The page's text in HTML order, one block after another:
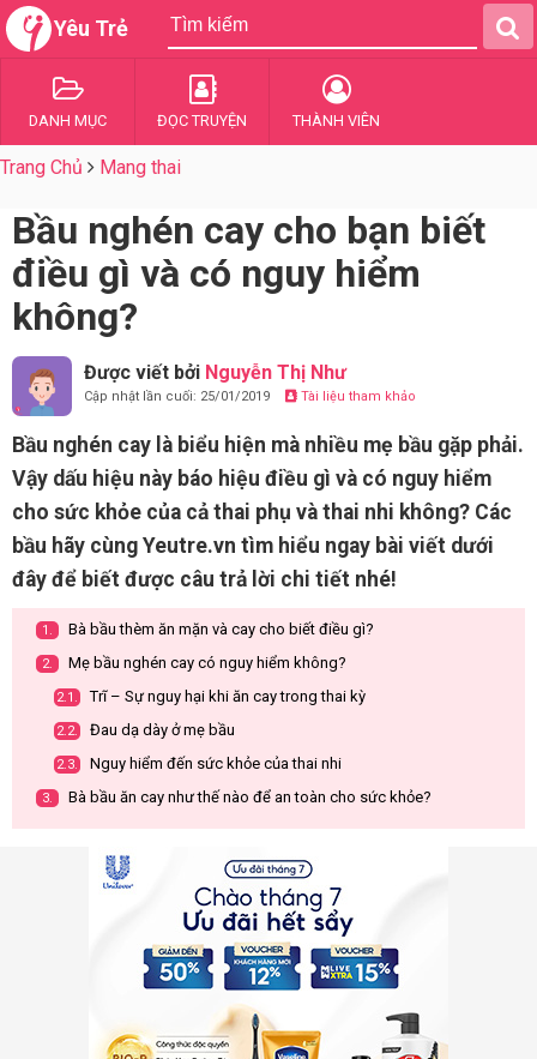
Yêu Trẻ
DANH MỤC ĐỌC TRUYỆN THÀNH VIÊN
Trang Chủ Mang thai
Bầu nghén cay cho bạn biết
điều gì và có nguy hiểm
không?
Được viết bởi Nguyễn Thị Như
Cập nhật lần cuối: 25/01/2019 Tài liệu tham khảo
Bầu nghén cay là biểu hiện mà nhiều mẹ bầu gặp phải.
Vậy dấu hiệu này báo hiệu điều gì và có nguy hiểm
cho sức khỏe của cả thai phụ và thai nhi không? Các
bầu hãy cùng Yeutre.vn tìm hiểu ngay bài viết dưới
đây để biết được câu trả lời chi tiết nhé!
1. Bà bầu thèm ăn mặn và cay cho biết điều gì?
2. Mẹ bầu nghén cay có nguy hiểm không?
2.1. Trĩ – Sự nguy hại khi ăn cay trong thai kỳ
2.2. Đau dạ dày ở mẹ bầu
2.3. Nguy hiểm đến sức khỏe của thai nhi
3. Bà bầu ăn cay như thế nào để an toàn cho sức khỏe?